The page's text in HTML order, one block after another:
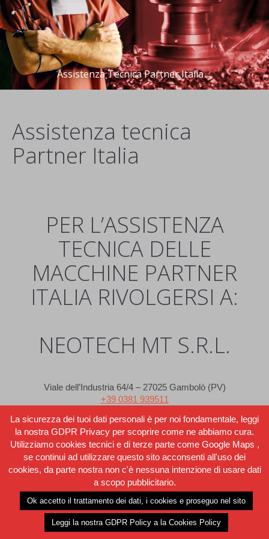
Assistenza Tecnica Partner Italia
Assistenza tecnica
Partner Italia
PER L’ASSISTENZA
TECNICA DELLE
MACCHINE PARTNER
ITALIA RIVOLGERSI A:
NEOTECH MT S.R.L.
Viale dell’Industria 64/4 – 27025 Gambolò (PV)
+39 0381 939511
info@neotechmt.it
WEBSITE CREATED BY STRATEGIC CONSULTANT www.stratcon.it
PARTNER ITALIA P.I. 01658330186
La sicurezza dei tuoi dati personali è per noi fondamentale, leggi
la nostra GDPR Privacy per scoprire come ne abbiamo cura.
Utilizziamo cookies tecnici e di terze parte come Google Maps ,
se continui ad utilizzare questo sito acconsenti all'uso dei
cookies, da parte nostra non c'è nessuna intenzione di usare dati
a scopo pubblicitario.
Ok accetto il trattamento dei dati, i cookies e proseguo nel sito
Leggi la nostra GDPR Policy a la Cookies Policy